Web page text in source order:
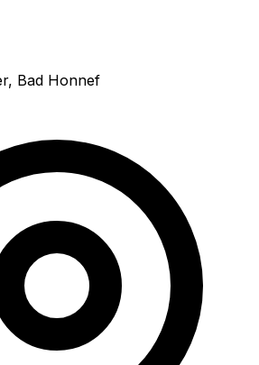
Bad Honnef